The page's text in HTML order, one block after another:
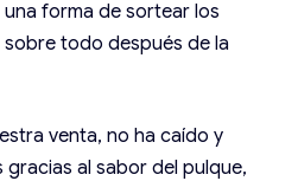
forma de sortear los
todo después de la
venta, no ha caído y
gracias al sabor del pulque,